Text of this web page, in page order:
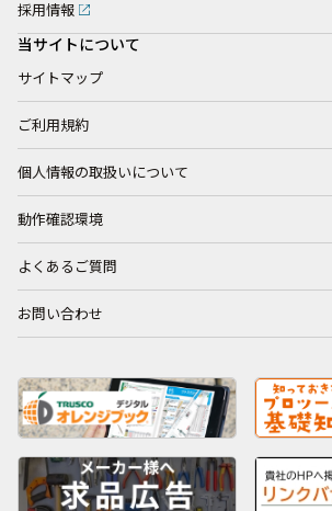
採用情報
当サイトについて
サイトマップ
ご利用規約
個人情報の取扱いについて
動作確認環境
よくあるご質問
お問い合わせ